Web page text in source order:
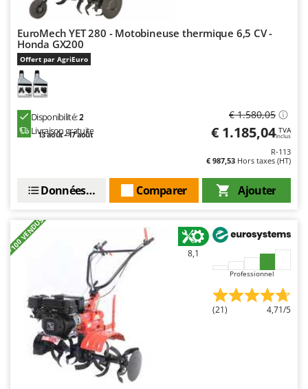
Stiga
Stocker
Sunseeker
T
Tecla
TecnoGen
Tellarini Pompe
Tineco
Tornado
Trev - Abrek - TecnoVIR
Trotec
Troy-Bilt
Udor
EuroMech YET 280 - Motobineuse thermique 6,5 CV -
Honda GX200
Offert par AgriEuro
Disponibilité:2
Livraison gratuite
13 août - 17 août
€ 1.580,05
€ 1.185,04 TVA
Inclus
R-113
€ 987,53 Hors taxes (HT)
Ajouter
Comparer
Données techniques
+100 VENDUS 8,1
Professionnel
(21) 4,71/5